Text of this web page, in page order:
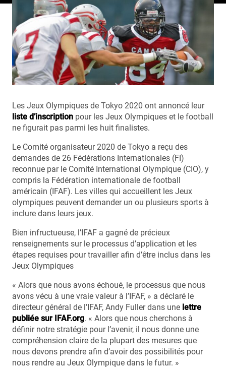
Les Jeux Olympiques de Tokyo 2020 ont annoncé leur
liste d’inscription pour les Jeux Olympiques et le football
ne figurait pas parmi les huit finalistes.
Le Comité organisateur 2020 de Tokyo a reçu des
demandes de 26 Fédérations Internationales (FI)
reconnue par le Comité International Olympique (CIO), y
compris la Fédération internationale de football
américain (IFAF). Les villes qui accueillent les Jeux
olympiques peuvent demander un ou plusieurs sports à
inclure dans leurs jeux.
Bien infructueuse, l’IFAF a gagné de précieux
renseignements sur le processus d’application et les
étapes requises pour travailler afin d’être inclus dans les
Jeux Olympiques
« Alors que nous avons échoué, le processus que nous
avons vécu à une vraie valeur à l’IFAF, » a déclaré le
directeur général de l’IFAF, Andy Fuller dans une lettre
publiée sur IFAF.org. « Alors que nous cherchons à
définir notre stratégie pour l’avenir, il nous donne une
compréhension claire de la plupart des mesures que
nous devons prendre afin d’avoir des possibilités pour
nous rendre au Jeux Olympique dans le futur. »